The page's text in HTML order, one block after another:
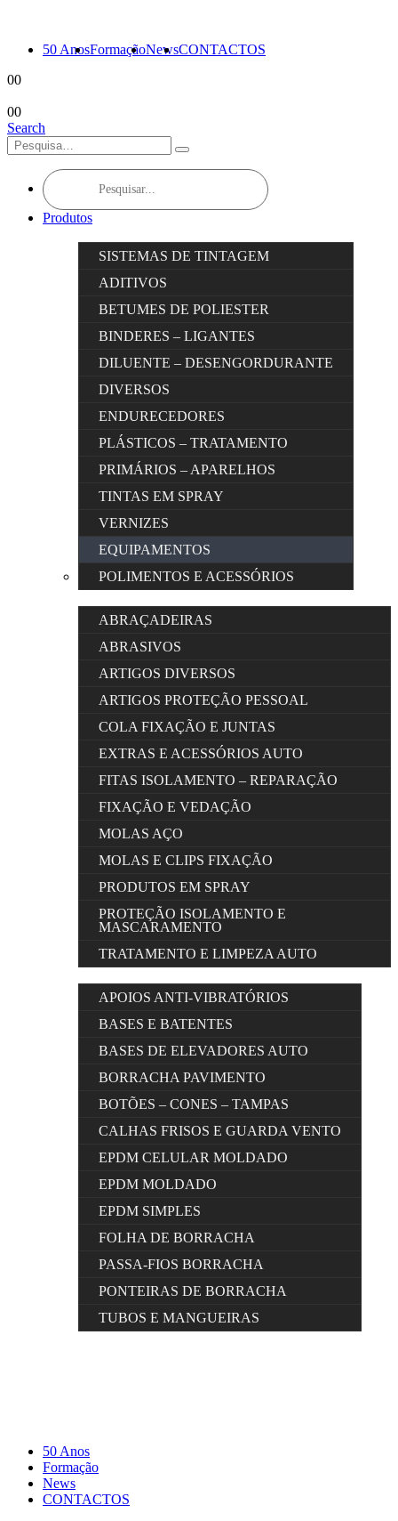
50 AnosFormaçãoNewsCONTACTOS
00
00
Search
Products
search
Produtos
SISTEMAS DE TINTAGEM
ADITIVOS
BETUMES DE POLIESTER
BINDERES – LIGANTES
DILUENTE – DESENGORDURANTE
DIVERSOS
ENDURECEDORES
PLÁSTICOS – TRATAMENTO
PRIMÁRIOS – APARELHOS
TINTAS EM SPRAY
VERNIZES
EQUIPAMENTOS
POLIMENTOS E ACESSÓRIOS
ABRAÇADEIRAS
ABRASIVOS
ARTIGOS DIVERSOS
ARTIGOS PROTEÇÃO PESSOAL
COLA FIXAÇÃO E JUNTAS
EXTRAS E ACESSÓRIOS AUTO
FITAS ISOLAMENTO – REPARAÇÃO
FIXAÇÃO E VEDAÇÃO
MOLAS AÇO
MOLAS E CLIPS FIXAÇÃO
PRODUTOS EM SPRAY
PROTEÇÃO ISOLAMENTO E
MASCARAMENTO
TRATAMENTO E LIMPEZA AUTO
APOIOS ANTI-VIBRATÓRIOS
BASES E BATENTES
BASES DE ELEVADORES AUTO
BORRACHA PAVIMENTO
BOTÕES – CONES – TAMPAS
CALHAS FRISOS E GUARDA VENTO
EPDM CELULAR MOLDADO
EPDM MOLDADO
EPDM SIMPLES
FOLHA DE BORRACHA
PASSA-FIOS BORRACHA
PONTEIRAS DE BORRACHA
TUBOS E MANGUEIRAS
50 Anos
Formação
News
CONTACTOS